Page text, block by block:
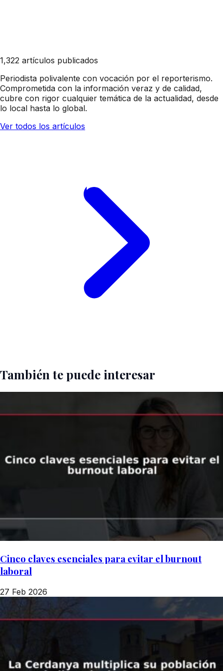
1,322 artículos publicados
Periodista polivalente con vocación por el reporterismo.
Comprometida con la información veraz y de calidad,
cubre con rigor cualquier temática de la actualidad, desde
lo local hasta lo global.
Ver todos los artículos
También te puede interesar
Cinco claves esenciales para evitar el burnout
laboral
27 Feb 2026